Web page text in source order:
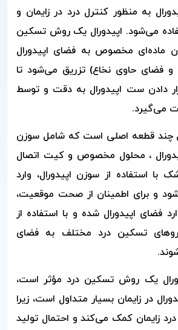
به منظور کنترل درد در زایمان و
می‌شود. اپیدورال یک روش تسکین
ماده‌ای مخصوص به فضای اپیدورال
فضای حاوی نخاع) تزریق می‌شود تا
دادن ست اپیدورال به دقت و توسط
می‌گیرد.
چند قطعه اصلی است که شامل سوزن
، محلول مخصوص و کیت اتصال
با استفاده از سوزن اپیدورال، وارد
و برای اطمینان از صحت موقعیت،
فضای اپیدورال شده و با استفاده از
داروهای تسکین درد مختلف به فضای
یک روش تسکین درد مؤثر است،
در زایمان بسیار متداول است، زیرا
زایمان کمک می‌کند و احتمال تولید